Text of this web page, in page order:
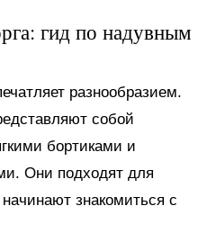
гид по надувным
разнообразием.
собой
бортиками и
Они подходят для
знакомиться с